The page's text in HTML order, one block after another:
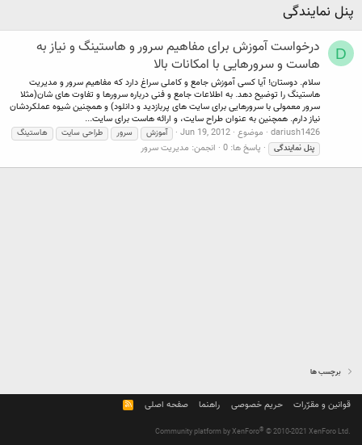
پنل نمایندگی
D
درخواست آموزش برای مفاهیم سرور و هاستینگ و نیاز به
هاست و سرورهایی با امکانات بالا
سلام. دوستان! آیا کسی آموزش جامع و کاملی سراغ دارد که مفاهیم سرور و مدیریت
هاستینگ را توضیح دهد. به اطلاعات جامع و فنی درباره سرورها و تفاوت های شان(مثلا
سرور معمولی با سرورهایی برای سایت های پربازدید و دانلود) و همچنین شیوه عملکردشان
نیاز دارم. همچنین به عنوان طراح سایت، و ارائه هاست برای سایت...
dariush1426 موضوع Jun 19, 2012 آموزش سرور طراحی سایت
هاستینگ
پنل نمایندگی پاسخ ها: 0 انجمن: مدیریت سرور
برچسب ها
قوانین و مقرّرات حریم خصوصی راهنما صفحه اصلی
R
S
Community platform by XenForo® © 2010-2021 XenForo Ltd.